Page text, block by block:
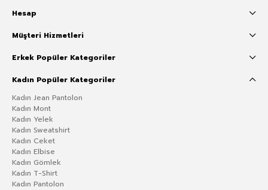
Hesap
Müşteri Hizmetleri
Erkek Popüler Kategoriler
Kadın Popüler Kategoriler
Kadın Jean Pantolon
Kadın Mont
Kadın Yelek
Kadın Sweatshirt
Kadın Ceket
Kadın Elbise
Kadın Gömlek
Kadın T-Shirt
Kadın Pantolon